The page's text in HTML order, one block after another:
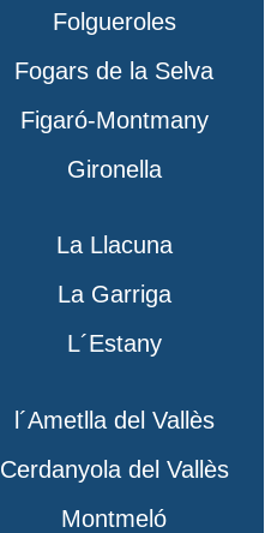
Folgueroles
Fogars de la Selva
Figaró-Montmany
Gironella
La Llacuna
La Garriga
L´Estany
l´Ametlla del Vallès
Cerdanyola del Vallès
Montmeló